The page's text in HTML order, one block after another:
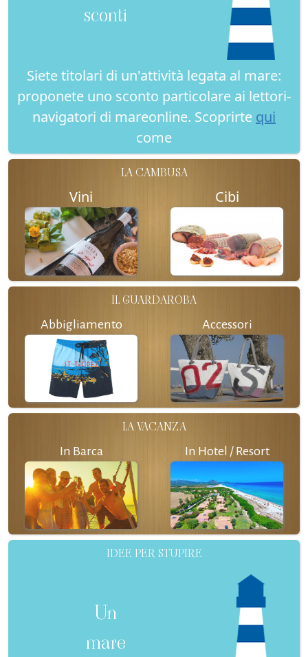
sconti
Siete titolari di un'attività legata al mare:
proponete uno sconto particolare ai lettori-
navigatori di mareonline. Scoprirte qui
come
LA CAMBUSA
Vini Cibi
IL GUARDAROBA
Abbigliamento Accessori
LA VACANZA
In Barca In Hotel / Resort
IDEE PER STUPIRE
Un
mare